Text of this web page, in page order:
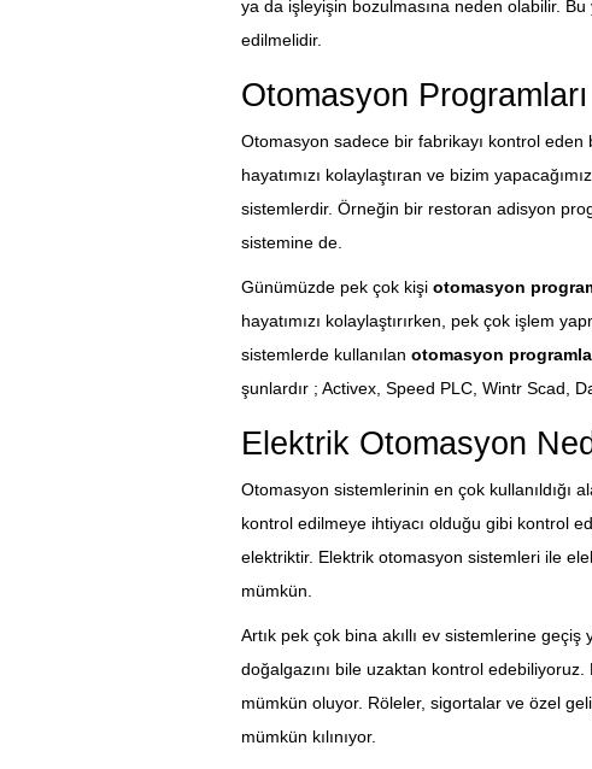
ya da işleyişin bozulmasına neden olabilir.
edilmelidir.
Otomasyon Programları
Otomasyon sadece bir fabrikayı kontrol eden
hayatımızı kolaylaştıran ve bizim
sistemlerdir. Örneğin bir restoran adisyon
sistemine de.
Günümüzde pek çok kişi otomasyon
hayatımızı kolaylaştırırken, pek çok işlem
sistemlerde kullanılan otomasyon
şunlardır ; Activex, Speed PLC, Wintr Scad,
Elektrik Otomasyon
Otomasyon sistemlerinin en çok kullanıldığı
kontrol edilmeye ihtiyacı olduğu gibi kontrol
elektriktir. Elektrik otomasyon sistemleri ile
mümkün.
Artık pek çok bina akıllı ev sistemlerine
doğalgazını bile uzaktan kontrol
mümkün oluyor. Röleler, sigortalar ve özel
mümkün kılınıyor.